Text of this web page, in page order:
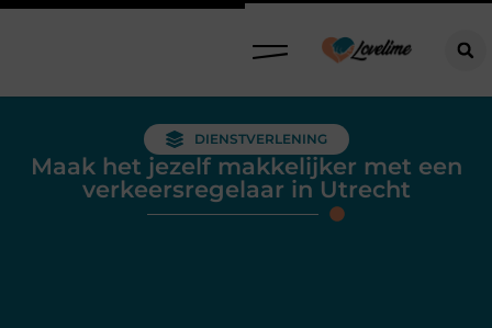
DIENSTVERLENING
Maak het jezelf makkelijker met een
verkeersregelaar in Utrecht